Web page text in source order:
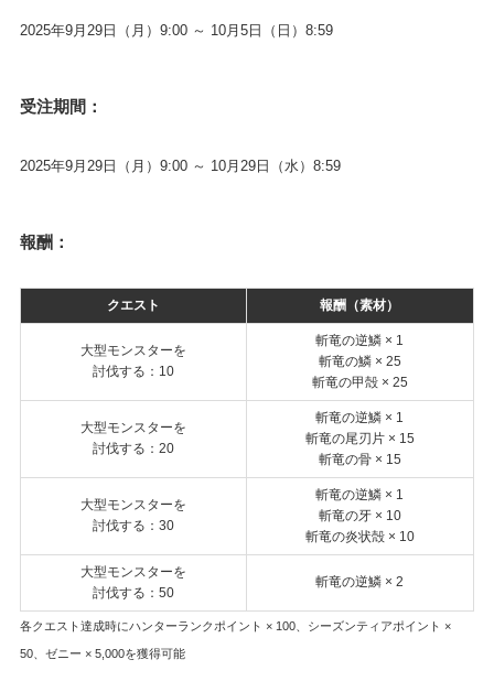
2025年9月29日（月）9:00 ～ 10月5日（日）8:59
受注期間：
2025年9月29日（月）9:00 ～ 10月29日（水）8:59
報酬：
クエスト 報酬（素材）
大型モンスターを
討伐する：10
斬竜の逆鱗 × 1
斬竜の鱗 × 25
斬竜の甲殻 × 25
大型モンスターを
討伐する：20
斬竜の逆鱗 × 1
斬竜の尾刃片 × 15
斬竜の骨 × 15
大型モンスターを
討伐する：30
斬竜の逆鱗 × 1
斬竜の牙 × 10
斬竜の炎状殻 × 10
大型モンスターを
討伐する：50
斬竜の逆鱗 × 2
各クエスト達成時にハンターランクポイント × 100、シーズンティアポイント ×
50、ゼニー × 5,000を獲得可能